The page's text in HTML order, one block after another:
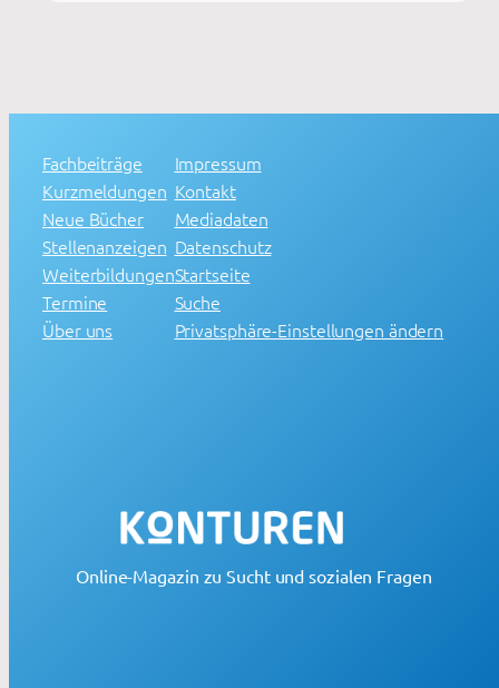
Fachbeiträge
Kurzmeldungen
Neue Bücher
Stellenanzeigen
Weiterbildungen
Termine
Über uns
Impressum
Kontakt
Mediadaten
Datenschutz
Startseite
Suche
Privatsphäre-Einstellungen ändern
Online-Magazin zu Sucht und sozialen Fragen